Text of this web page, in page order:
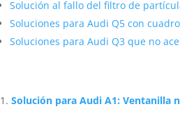
Solución al fallo del filtro de
Soluciones para Audi Q5 con
Soluciones para Audi Q3 que no
Solución para Audi A1: Ventanilla